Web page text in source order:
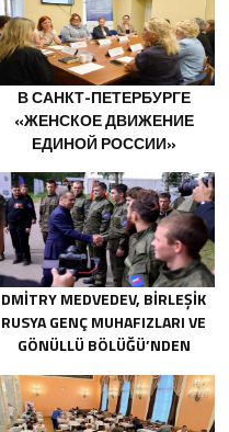
В САНКТ-ПЕТЕРБУРГЕ
«ЖЕНСКОЕ ДВИЖЕНИЕ
ЕДИНОЙ РОССИИ»
ПРЕДЛОЖЕНИЯ ПО
РАЗВИТИЮ ГОРОДСКИХ
ПРОГРАММ ПОДДЕРЖКИ
ЖЕНЩИН
DMITRY MEDVEDEV, BIRLEŞIK
RUSYA GENÇ MUHAFIZLARI VE
GÖNÜLLÜ BÖLÜĞÜ’NDEN
HATLARINA KADAR EŞLIK ETTI